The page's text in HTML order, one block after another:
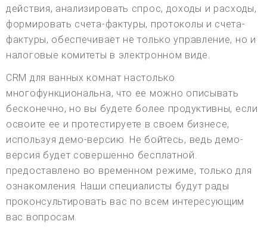
действия, анализировать спрос, доходы и расходы,
формировать счета-фактуры, протоколы и счета-
фактуры, обеспечивает не только управление, но и
налоговые комитеты в электронном виде.
CRM для ванных комнат настолько
многофункциональна, что ее можно описывать
бесконечно, но вы будете более продуктивны, если
освоите ее и протестируете в своем бизнесе,
используя демо-версию. Не бойтесь, ведь демо-
версия будет совершенно бесплатной.
предоставлено во временном режиме, только для
ознакомления. Наши специалисты будут рады
проконсультировать вас по всем интересующим
вас вопросам.